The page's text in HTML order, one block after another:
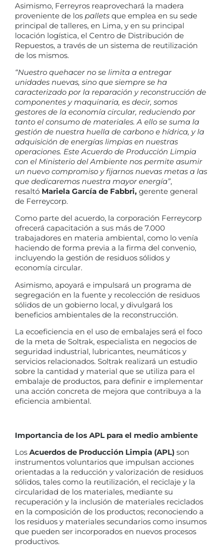
Asimismo, Ferreyros reaprovechará la madera
proveniente de los pallets que emplea en su sede
principal de talleres, en Lima, y en su principal
locación logística, el Centro de Distribución de
Repuestos, a través de un sistema de reutilización
de los mismos.
“Nuestro quehacer no se limita a entregar
unidades nuevas, sino que siempre se ha
caracterizado por la reparación y reconstrucción de
componentes y maquinaria, es decir, somos
gestores de la economía circular, reduciendo por
tanto el consumo de materiales. A ello se suma la
gestión de nuestra huella de carbono e hídrica, y la
adquisición de energías limpias en nuestras
operaciones. Este Acuerdo de Producción Limpia
con el Ministerio del Ambiente nos permite asumir
un nuevo compromiso y fijarnos nuevas metas a las
que dedicaremos nuestra mayor energía”,
resaltó Mariela García de Fabbri, gerente general
de Ferreycorp.
Como parte del acuerdo, la corporación Ferreycorp
ofrecerá capacitación a sus más de 7.000
trabajadores en materia ambiental, como lo venía
haciendo de forma previa a la firma del convenio,
incluyendo la gestión de residuos sólidos y
economía circular.
Asimismo, apoyará e impulsará un programa de
segregación en la fuente y recolección de residuos
sólidos de un gobierno local, y divulgará los
beneficios ambientales de la reconstrucción.
La ecoeficiencia en el uso de embalajes será el foco
de la meta de Soltrak, especialista en negocios de
seguridad industrial, lubricantes, neumáticos y
servicios relacionados. Soltrak realizará un estudio
sobre la cantidad y material que se utiliza para el
embalaje de productos, para definir e implementar
una acción concreta de mejora que contribuya a la
eficiencia ambiental.
Importancia de los APL para el medio ambiente
Los Acuerdos de Producción Limpia (APL) son
instrumentos voluntarios que impulsan acciones
orientadas a la reducción y valorización de residuos
sólidos, tales como la reutilización, el reciclaje y la
circularidad de los materiales, mediante su
recuperación y la inclusión de materiales reciclados
en la composición de los productos; reconociendo a
los residuos y materiales secundarios como insumos
que pueden ser incorporados en nuevos procesos
productivos.